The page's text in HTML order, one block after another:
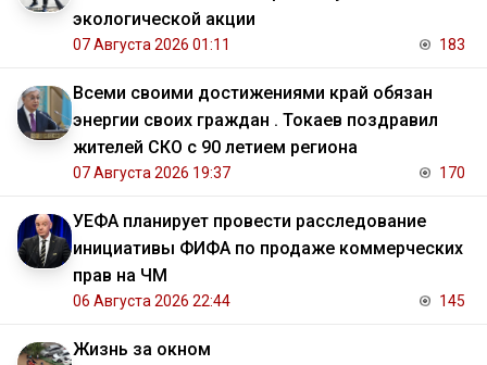
экологической акции
07 Августа 2026 01:11 183
Всеми своими достижениями край обязан
энергии своих граждан . Токаев поздравил
жителей СКО с 90 летием региона
07 Августа 2026 19:37 170
УЕФА планирует провести расследование
инициативы ФИФА по продаже коммерческих
прав на ЧМ
06 Августа 2026 22:44 145
Жизнь за окном